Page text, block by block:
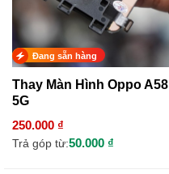
Thay Màn Hình Oppo A58
5G
250.000 ₫
Trả góp từ:50.000 ₫
Đang sẵn hàng